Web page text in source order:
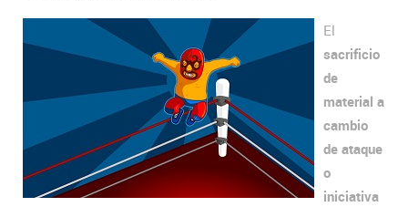
El
sacrificio
de
material a
cambio
de ataque
o
iniciativa